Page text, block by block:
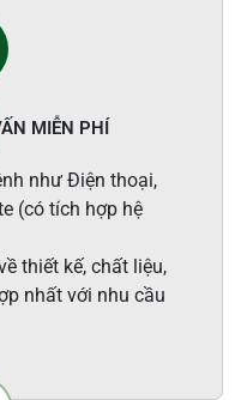
MIỄN PHÍ
như Điện thoại,
(có tích hợp hệ
thiết kế, chất liệu,
nhất với nhu cầu